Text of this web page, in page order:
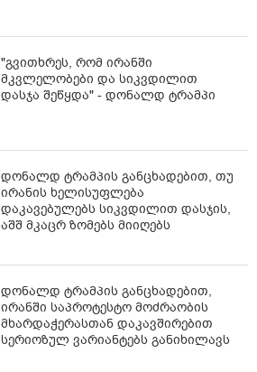
"გვითხრეს, რომ ირანში
მკვლელობები და სიკვდილით
დასჯა შეწყდა" - დონალდ ტრამპი
დონალდ ტრამპის განცხადებით, თუ
ირანის ხელისუფლება
დაკავებულებს სიკვდილით დასჯის,
აშშ მკაცრ ზომებს მიიღებს
დონალდ ტრამპის განცხადებით,
ირანში საპროტესტო მოძრაობის
მხარდაჭერასთან დაკავშირებით
სერიოზულ ვარიანტებს განიხილავს